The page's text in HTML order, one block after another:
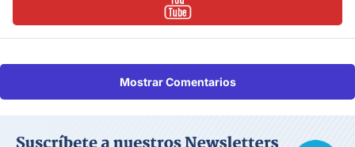
Mostrar Comentarios